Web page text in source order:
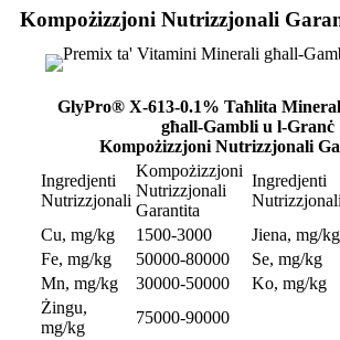
Kompożizzjoni Nutrizzjonali
GlyPro® X-613-0.1% Taħlita
għall-Gambli u l-Granċ
Kompożizzjoni Nutrizzjonali
Ingredjenti
Nutrizzjonali
Kompożizzjoni
Nutrizzjonali
Garantita
Ingredjenti
Nutrizzjonali
Cu, mg/kg
1500-3000 Jiena, mg/kg
Fe, mg/kg
50000-80000 Se, mg/kg
Mn, mg/kg
30000-50000 Ko, mg/kg
Żingu,
mg/kg
75000-90000